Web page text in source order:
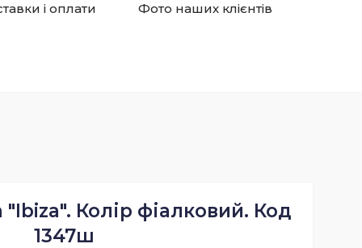
і оплати Фото наших клієнтів
Колір фіалковий. Код
1347ш